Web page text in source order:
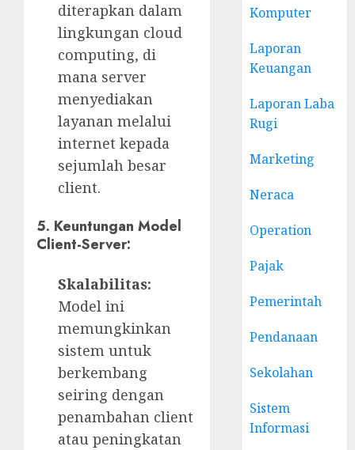
diterapkan dalam
lingkungan cloud
computing, di
mana server
menyediakan
layanan melalui
internet kepada
sejumlah besar
client.
5. Keuntungan Model
Client-Server:
Skalabilitas:
Model ini
memungkinkan
sistem untuk
berkembang
seiring dengan
penambahan client
atau peningkatan
Komputer
Laporan
Keuangan
Laporan Laba
Rugi
Marketing
Neraca
Operation
Pajak
Pemerintah
Pendanaan
Sekolahan
Sistem
Informasi